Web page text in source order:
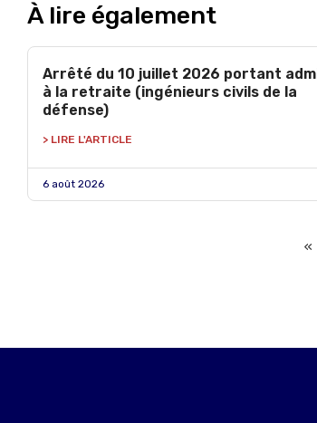
À lire également
Arrêté du 10 juillet 2026 portant
à la retraite (ingénieurs civils de la
défense)
> LIRE L'ARTICLE
6 août 2026
«